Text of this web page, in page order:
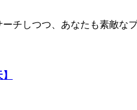
チしつつ、あなたも素敵な